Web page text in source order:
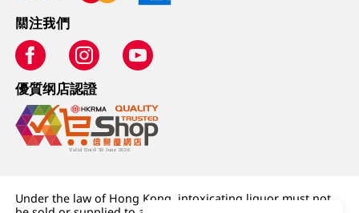
關注我們
優質纲店認證
Under the law of Hong Kong, intoxicating liquor must not